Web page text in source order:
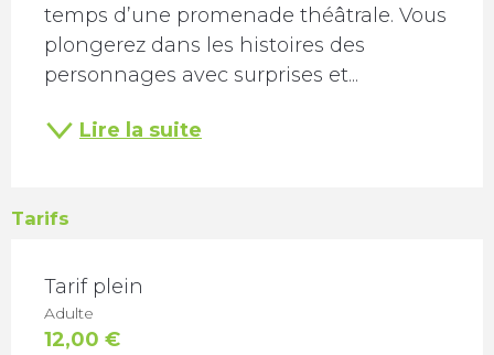
temps d’une promenade théâtrale. Vous
plongerez dans les histoires des
personnages avec surprises et...
Lire la suite
Tarifs
TARIFS 2026
Tarif plein
Adulte
12,00 €